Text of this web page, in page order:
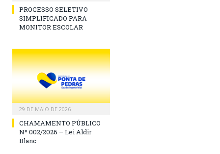
PROCESSO SELETIVO
SIMPLIFICADO PARA
MONITOR ESCOLAR
29 DE MAIO DE 2026
CHAMAMENTO PÚBLICO
Nº 002/2026 – Lei Aldir
Blanc